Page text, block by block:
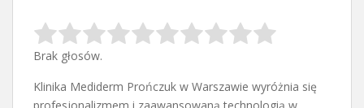
Brak głosów.
Klinika Mediderm Prończuk w Warszawie wyróżnia się